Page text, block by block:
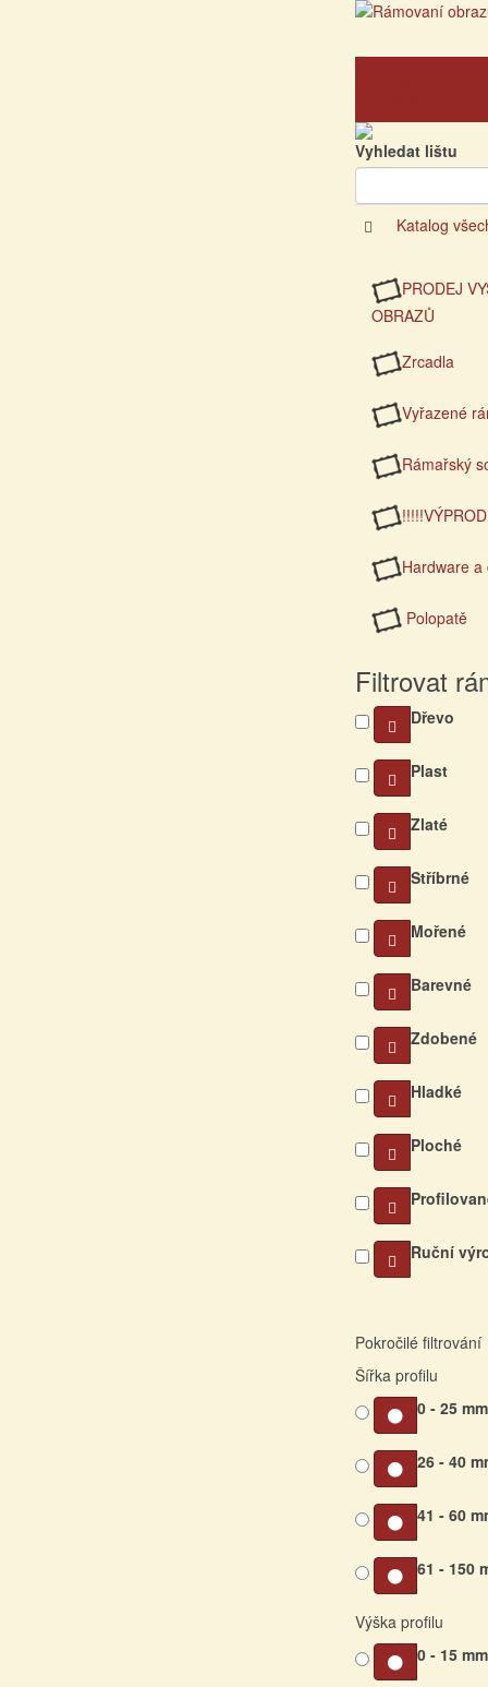
Vyhledat lištu
Katalog
PRODEJ
OBRAZŮ
Zrcadla
Vyřazené
Rámařský
Hardware a
Polopatě
Filtrovat
Dřevo
Plast
Zlaté
Stříbrné
Mořené
Barevné
Zdobené
Hladké
Ploché
Ruční
Pokročilé filtrování
Šířka profilu
0 - 25
26 - 40
41 - 60
61 - 150
Výška profilu
0 - 15